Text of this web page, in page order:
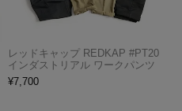
レッドキャップ REDKAP #PT20
インダストリアル ワークパンツ
¥7,700